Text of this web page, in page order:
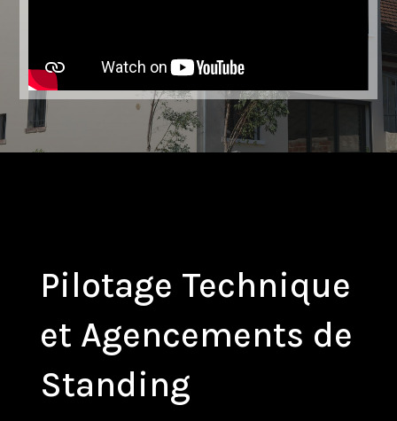
Pilotage Technique
et Agencements de
Standing